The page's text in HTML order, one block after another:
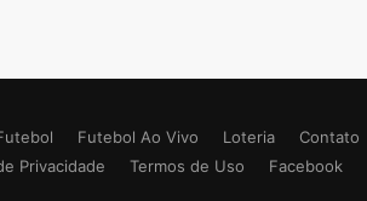
Futebol Ao Vivo Loteria Contato
Privacidade
Termos de Uso Facebook